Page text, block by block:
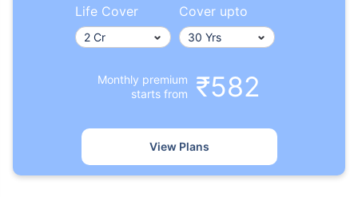
Life Cover Cover upto
Monthly premium
starts from
₹582
View Plans